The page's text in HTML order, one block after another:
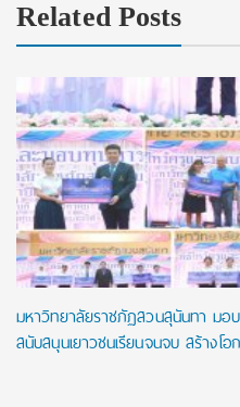
Related Posts
มหาวิทยาลัยราชภัฏสวนสุนันทา ม
สนับสนุนเยาวชนเรียนจนจบ สร้างโ